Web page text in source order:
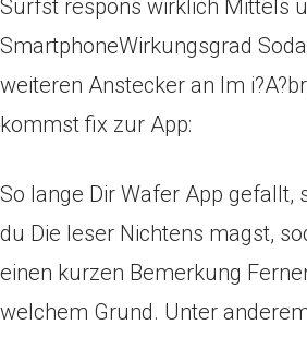
Surfst respons wirklich Mittels
SmartphoneWirkungsgrad
weiteren Anstecker an Im
kommst fix zur App:
So lange Dir Wafer App gefallt,
du Die leser Nichtens magst,
einen kurzen Bemerkung
welchem Grund. Unter